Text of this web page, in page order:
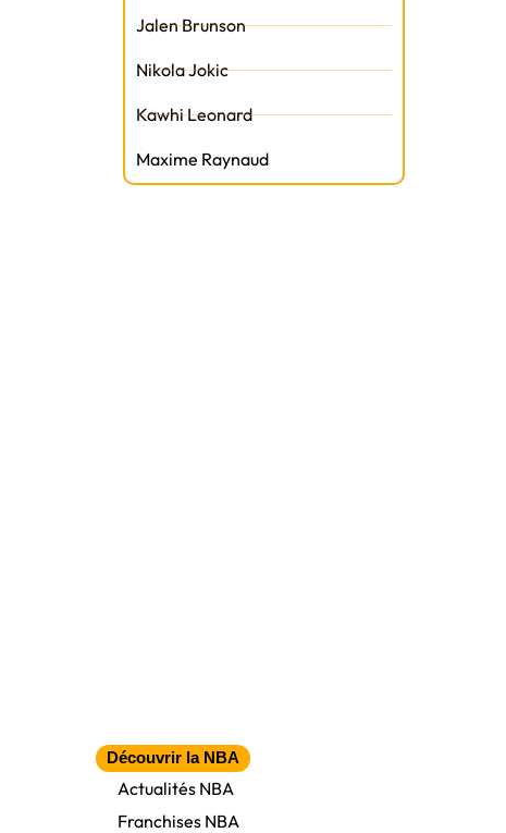
Jalen Brunson
Nikola Jokic
Kawhi Leonard
Maxime Raynaud
Découvrir la NBA
Actualités NBA
Franchises NBA